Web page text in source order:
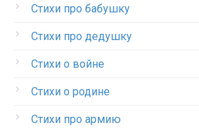
Стихи про бабушку
Стихи про дедушку
Стихи о войне
Стихи о родине
Стихи про армию